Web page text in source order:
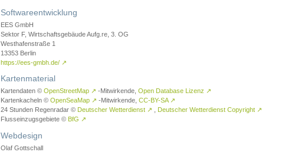
Softwareentwicklung
EES GmbH
Sektor F, Wirtschaftsgebäude Aufg.re, 3. OG
Westhafenstraße 1
13353 Berlin
https://ees-gmbh.de/ ↗
Kartenmaterial
Kartendaten © OpenStreetMap ↗ -Mitwirkende, Open Database Lizenz ↗
Kartenkacheln © OpenSeaMap ↗ -Mitwirkende, CC-BY-SA ↗
24 Stunden Regenradar © Deutscher Wetterdienst ↗ Deutscher Wetterdienst Copyright ↗
Flusseinzugsgebiete © BfG ↗
Webdesign
Olaf Gottschall